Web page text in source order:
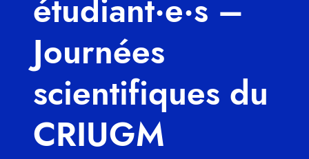
étudiant·e·s –
Journées
scientifiques du
CRIUGM